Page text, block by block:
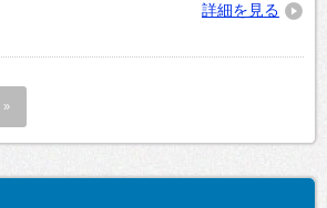
詳細を見る
»